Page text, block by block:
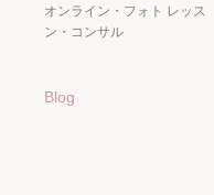
オンライン・フォト レッス
ン・コンサル
Blog